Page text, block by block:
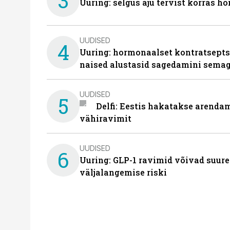
Uuring: selgus aju tervist korras
4 UUDISED
Uuring: hormonaalset
naised alustasid sagedamini
5 UUDISED
Delfi: Eestis hakatakse
vähiravimit
6 UUDISED
Uuring: GLP-1 ravimid võivad
väljalangemise riski